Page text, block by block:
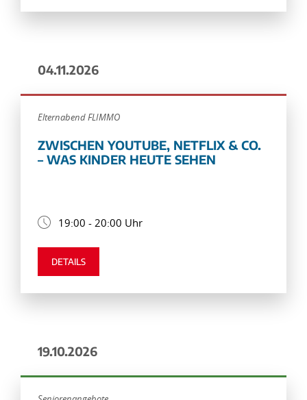
04.11.2026
Elternabend FLIMMO
ZWISCHEN YOUTUBE, NETFLIX & CO.
– WAS KINDER HEUTE SEHEN
19:00 - 20:00 Uhr
DETAILS
19.10.2026